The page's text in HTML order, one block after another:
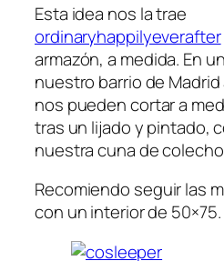
Esta idea nos la trae
ordinaryhappilyeverafter
armazón, a medida. En
nuestro barrio de
nos pueden cortar a
tras un lijado y pintado,
nuestra cuna de
Recomiendo seguir las
con un interior de 50×75.